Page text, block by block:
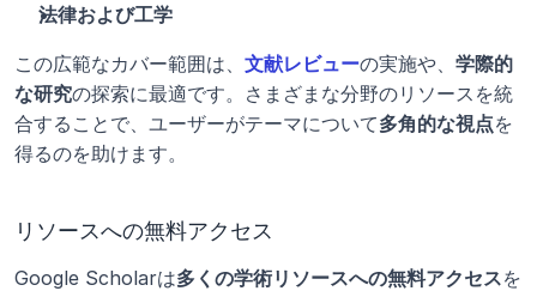
法律および工学
この広範なカバー範囲は、 文献レビューの実施や、 学際的
な研究の探索に最適です。さまざまな分野のリソースを統
合することで、ユーザーがテーマについて多角的な視点を
得るのを助けます。
リソースへの無料アクセス
Google Scholarは多くの学術リソースへの無料アクセスを